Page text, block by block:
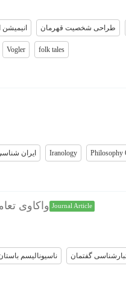
انیمیشن طراحی شخصیت قهرمان
Vogler folk tales
ایران Iranology Philosophy
واکاوی Journal Article
ناسیونالیسم گفتمان